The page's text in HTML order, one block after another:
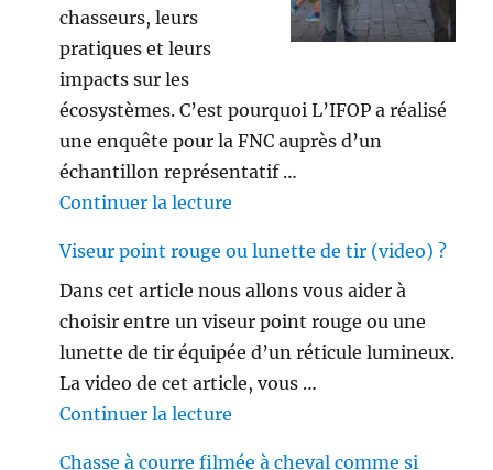
chasseurs, leurs
pratiques et leurs
impacts sur les
écosystèmes. C’est pourquoi L’IFOP a réalisé
une enquête pour la FNC auprès d’un
échantillon représentatif …
Continuer la lecture
Viseur point rouge ou lunette de tir (video) ?
Dans cet article nous allons vous aider à
choisir entre un viseur point rouge ou une
lunette de tir équipée d’un réticule lumineux.
La video de cet article, vous …
Continuer la lecture
Chasse à courre filmée à cheval comme si